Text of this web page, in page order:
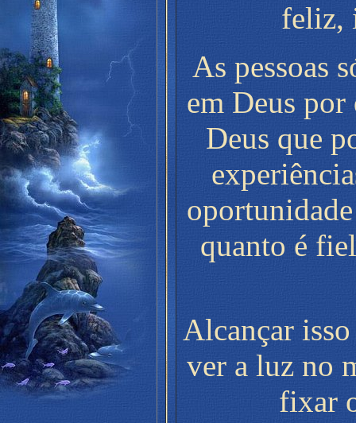
feliz,
As pessoas
em Deus por
Deus que
quanto é
Alcançar
ver a luz no
fixar